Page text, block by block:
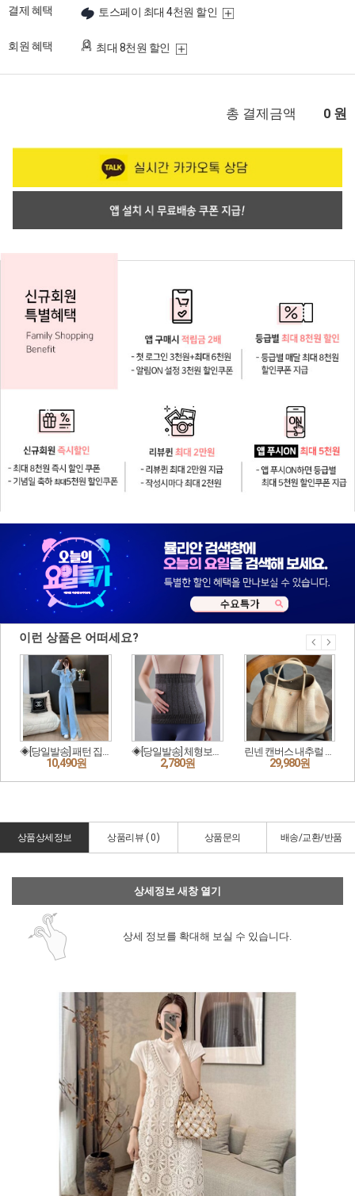
결제 혜택 토스페이 최대 4천원 할인
회원 혜택 최대 8천원 할인
총 결제금액 0 원
상품상세정보 상품리뷰 (0) 상품문의 배송/교환/반품
상세정보 새창 열기
상세 정보를 확대해 보실 수 있습니다.